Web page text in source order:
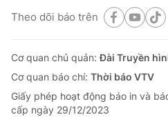
Theo dõi báo trên
Cơ quan chủ quản:Đài Truyền
Cơ quan báo chí: Thời báo VTV
Giấy phép hoạt động báo in và
cấp ngày 29/12/2023